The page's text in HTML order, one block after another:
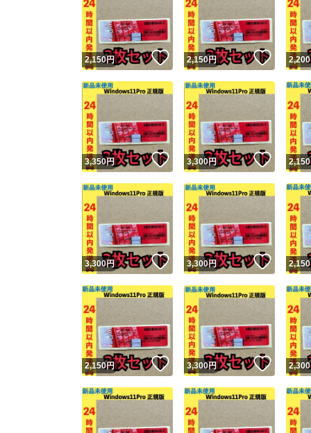
2,150円 いいね！
2,150円 いいね
2,200
3,350円 いいね！
3,300円 いいね
2,150
3,300円 いいね！
3,300円 いいね
2,150
2,150円 いいね！
3,300円 いいね
2,300